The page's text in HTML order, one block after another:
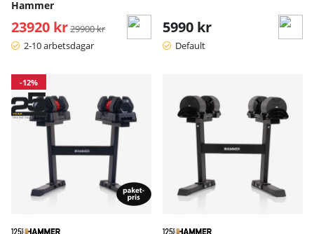
Hammer
23920 kr Ordinarie pris:
29900 kr
2-10 arbetsdagar
5990 kr
Default
-12%